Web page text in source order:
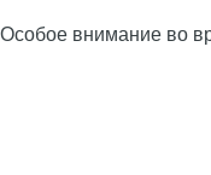
Особое внимание во